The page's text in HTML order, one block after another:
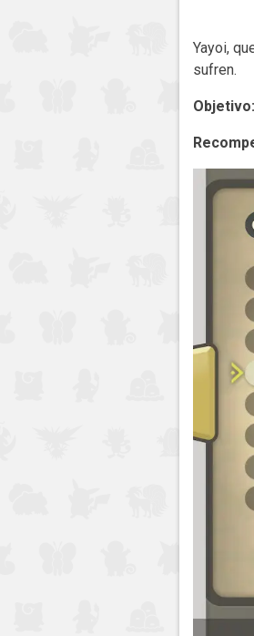
Yayoi,
sufren.
Objetivo: